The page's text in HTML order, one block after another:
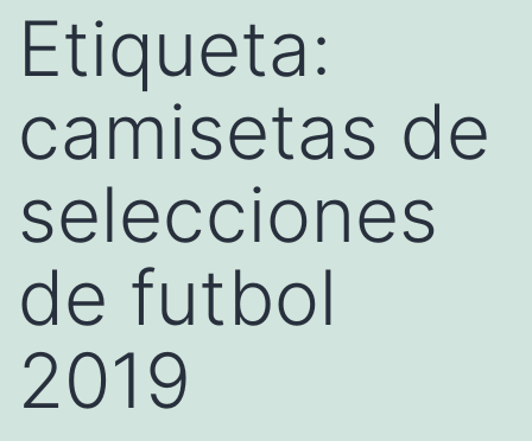
Etiqueta:
camisetas de
selecciones
de futbol
2019